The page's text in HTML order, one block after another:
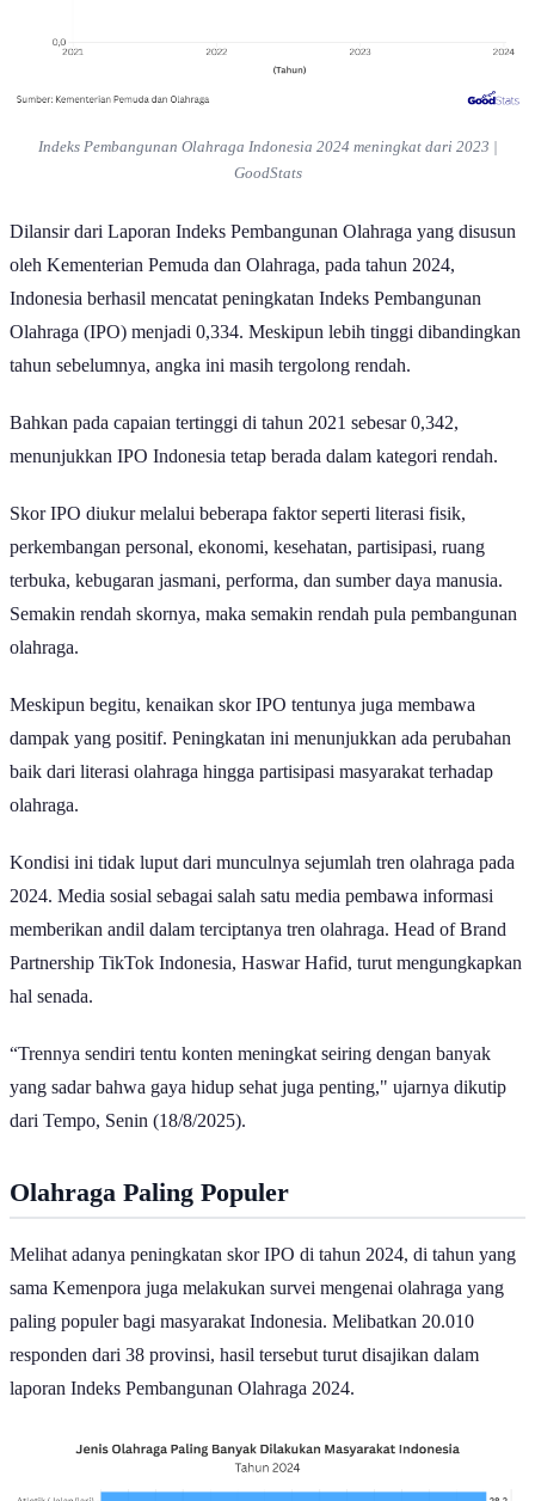
Indeks Pembangunan Olahraga Indonesia 2024 meningkat dari 2023 |
GoodStats
Dilansir dari Laporan Indeks Pembangunan Olahraga yang disusun
oleh Kementerian Pemuda dan Olahraga, pada tahun 2024,
Indonesia berhasil mencatat peningkatan Indeks Pembangunan
Olahraga (IPO) menjadi 0,334. Meskipun lebih tinggi dibandingkan
tahun sebelumnya, angka ini masih tergolong rendah.
Bahkan pada capaian tertinggi di tahun 2021 sebesar 0,342,
menunjukkan IPO Indonesia tetap berada dalam kategori rendah.
Skor IPO diukur melalui beberapa faktor seperti literasi fisik,
perkembangan personal, ekonomi, kesehatan, partisipasi, ruang
terbuka, kebugaran jasmani, performa, dan sumber daya manusia.
Semakin rendah skornya, maka semakin rendah pula pembangunan
olahraga.
Meskipun begitu, kenaikan skor IPO tentunya juga membawa
dampak yang positif. Peningkatan ini menunjukkan ada perubahan
baik dari literasi olahraga hingga partisipasi masyarakat terhadap
olahraga.
Kondisi ini tidak luput dari munculnya sejumlah tren olahraga pada
2024. Media sosial sebagai salah satu media pembawa informasi
memberikan andil dalam terciptanya tren olahraga. Head of Brand
Partnership TikTok Indonesia, Haswar Hafid, turut mengungkapkan
hal senada.
“Trennya sendiri tentu konten meningkat seiring dengan banyak
yang sadar bahwa gaya hidup sehat juga penting," ujarnya dikutip
dari Tempo, Senin (18/8/2025).
Olahraga Paling Populer
Melihat adanya peningkatan skor IPO di tahun 2024, di tahun yang
sama Kemenpora juga melakukan survei mengenai olahraga yang
paling populer bagi masyarakat Indonesia. Melibatkan 20.010
responden dari 38 provinsi, hasil tersebut turut disajikan dalam
laporan Indeks Pembangunan Olahraga 2024.